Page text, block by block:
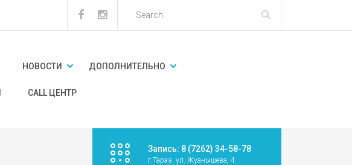
НОВОСТИ ДОПОЛНИТЕЛЬНО
CALL ЦЕНТР
Запись: 8 (7262) 34-58-78
г.Тараз. ул. Жуанышева, 4